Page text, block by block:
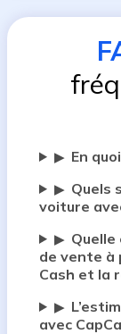
▶ En
▶ Quels
voiture
▶
de vente à
Cash et la
▶
avec